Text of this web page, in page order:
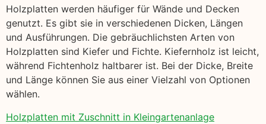
Holzplatten werden häufiger für Wände und Decken
genutzt. Es gibt sie in verschiedenen Dicken, Längen
und Ausführungen. Die gebräuchlichsten Arten von
Holzplatten sind Kiefer und Fichte. Kiefernholz ist leicht,
während Fichtenholz haltbarer ist. Bei der Dicke, Breite
und Länge können Sie aus einer Vielzahl von Optionen
wählen.
Holzplatten mit Zuschnitt in Kleingartenanlage